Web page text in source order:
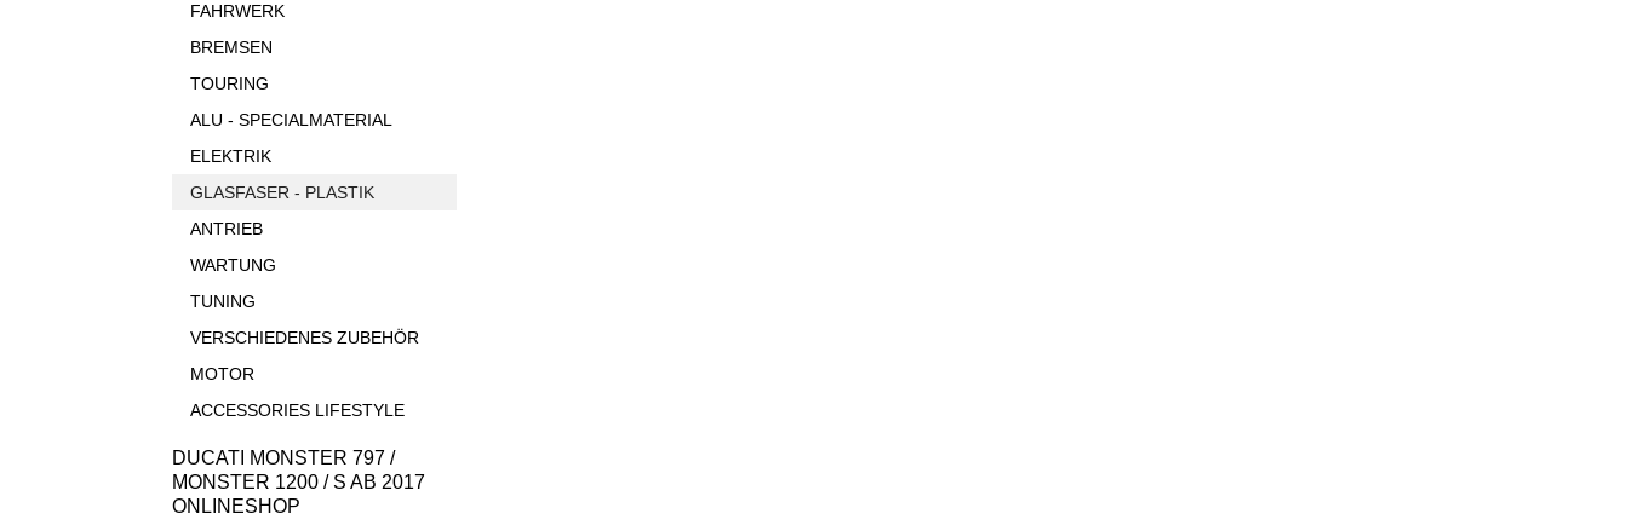
FAHRWERK
BREMSEN
TOURING
ALU - SPECIALMATERIAL
ELEKTRIK
GLASFASER - PLASTIK
ANTRIEB
WARTUNG
TUNING
VERSCHIEDENES ZUBEHÖR
MOTOR
ACCESSORIES LIFESTYLE
DUCATI MONSTER 797 /
MONSTER 1200 / S AB 2017
ONLINESHOP